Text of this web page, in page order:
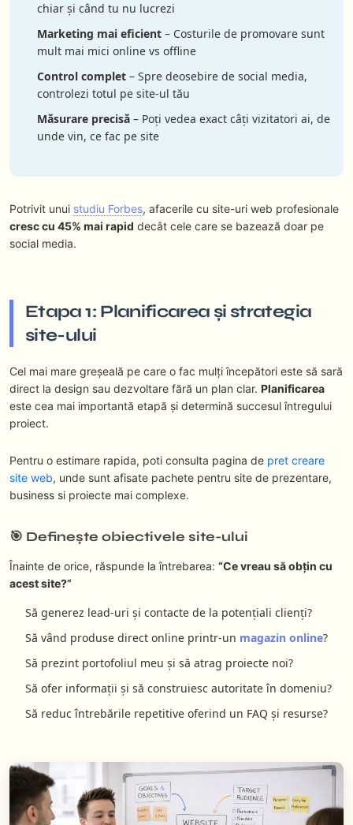
chiar și când tu nu lucrezi
Marketing mai eficient – Costurile de promovare sunt
mult mai mici online vs offline
Control complet – Spre deosebire de social media,
controlezi totul pe site-ul tău
Măsurare precisă – Poți vedea exact câți vizitatori ai, de
unde vin, ce fac pe site
Potrivit unui studiu Forbes, afacerile cu site-uri web profesionale
cresc cu 45% mai rapid decât cele care se bazează doar pe
social media.
Etapa 1: Planificarea și strategia
site-ului
Cel mai mare greșeală pe care o fac mulți începători este să sară
direct la design sau dezvoltare fără un plan clar. Planificarea
este cea mai importantă etapă și determină succesul întregului
proiect.
Pentru o estimare rapida, poti consulta pagina de pret creare
site web, unde sunt afisate pachete pentru site de prezentare,
business si proiecte mai complexe.
🎯 Definește obiectivele site-ului
Înainte de orice, răspunde la întrebarea: “Ce vreau să obțin cu
acest site?”
Să generez lead-uri și contacte de la potențiali clienți?
Să vând produse direct online printr-un magazin online?
Să prezint portofoliul meu și să atrag proiecte noi?
Să ofer informații și să construiesc autoritate în domeniu?
Să reduc întrebările repetitive oferind un FAQ și resurse?